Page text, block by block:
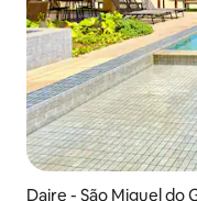
Daire - São Miguel do